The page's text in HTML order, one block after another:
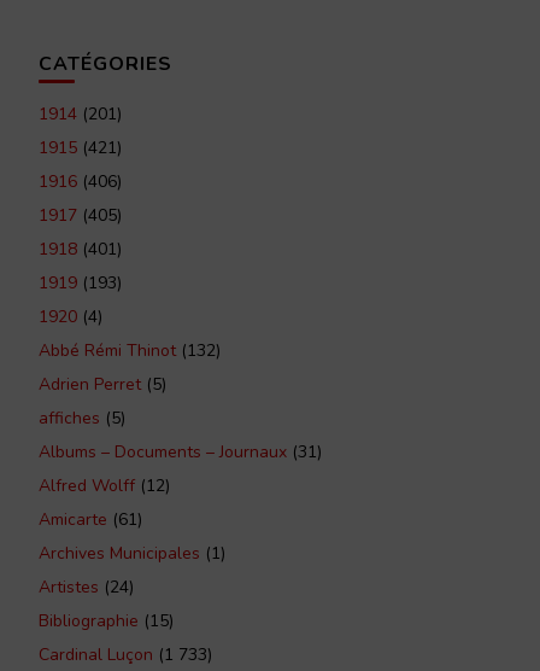
CATÉGORIES
1914 (201)
1915 (421)
1916 (406)
1917 (405)
1918 (401)
1919 (193)
1920 (4)
Abbé Rémi Thinot(132)
Adrien Perret(5)
affiches (5)
Albums – Documents – Journaux (31)
Alfred Wolff (12)
Amicarte (61)
Archives Municipales (1)
Artistes (24)
Bibliographie (15)
Cardinal Luçon (1 733)